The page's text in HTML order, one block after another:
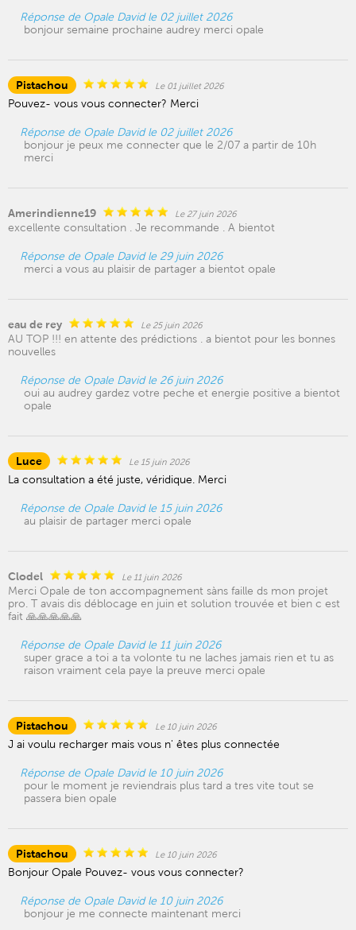
Réponse de Opale David le 02 juillet 2026
bonjour semaine prochaine audrey merci opale
Pistachou Le 01 juillet 2026
Pouvez- vous vous connecter? Merci
Réponse de Opale David le 02 juillet 2026
bonjour je peux me connecter que le 2/07 a partir de 10h
merci
Amerindienne19 Le 27 juin 2026
excellente consultation . Je recommande . A bientot
Réponse de Opale David le 29 juin 2026
merci a vous au plaisir de partager a bientot opale
eau de rey Le 25 juin 2026
AU TOP !!! en attente des prédictions . a bientot pour les bonnes
nouvelles
Réponse de Opale David le 26 juin 2026
oui au audrey gardez votre peche et energie positive a bientot
opale
Luce Le 15 juin 2026
La consultation a été juste, véridique. Merci
Réponse de Opale David le 15 juin 2026
au plaisir de partager merci opale
Clodel Le 11 juin 2026
Merci Opale de ton accompagnement sàns faille ds mon projet
pro. T avais dis déblocage en juin et solution trouvée et bien c est
fait 🙏🙏🙏🙏🙏
Réponse de Opale David le 11 juin 2026
super grace a toi a ta volonte tu ne laches jamais rien et tu as
raison vraiment cela paye la preuve merci opale
Pistachou Le 10 juin 2026
J ai voulu recharger mais vous n' êtes plus connectée
Réponse de Opale David le 10 juin 2026
pour le moment je reviendrais plus tard a tres vite tout se
passera bien opale
Pistachou Le 10 juin 2026
Bonjour Opale Pouvez- vous vous connecter?
Réponse de Opale David le 10 juin 2026
bonjour je me connecte maintenant merci